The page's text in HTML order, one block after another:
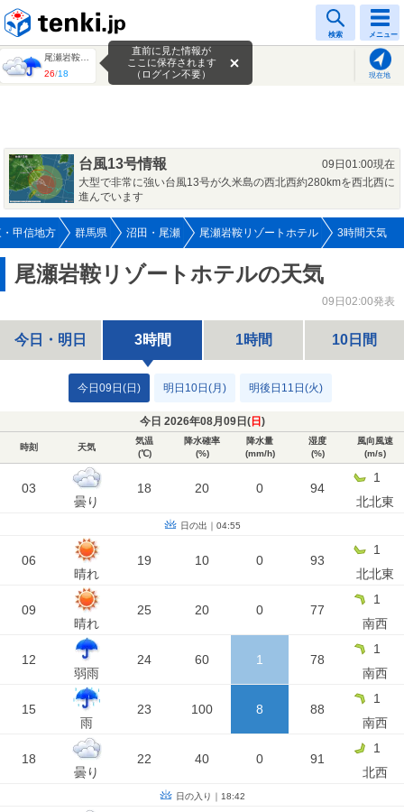
検索 メニュー
26/18 現在地
直前に見た情報が
ここに保存されます
（ログイン不要）
台風13号情報
09日01:00現在
大型で非常に強い台風13号が久米島の西北西約280kmを西北西に
進んでいます
甲信地方 群馬県 沼田・尾瀬 尾瀬岩鞍リゾートホテル 3時間天気
尾瀬岩鞍リゾートホテルの天気
09日02:00発表
今日・明日 3時間 1時間 10日間
今日09日(日) 明日10日(月) 明後日11日(火)
今日 2026年08月09日(日 )
時刻 天気
気温
(℃)
降水確率
(%)
降水量
(mm/h)
湿度
(%)
風向風速
(m/s)
03
曇り
18 20 0 94
1
北北東
日の出｜04:55
06
晴れ
19 10 0 93
1
北北東
09
晴れ
25 20 0 77
1
南西
12
弱雨
24 60 1 78
1
南西
15
雨
23 100 8 88
1
南西
18
曇り
22 40 0 91
1
北西
日の入り｜18:42